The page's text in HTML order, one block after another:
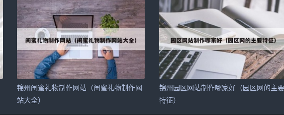
锦州闺蜜礼物制作网站（闺蜜礼物制作网
站大全）
锦州园区网站制作哪家好（园区网的主要
特征）